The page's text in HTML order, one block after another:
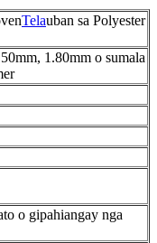
Telauban sa Polyester
1.80mm o sumala
o gipahiangay nga